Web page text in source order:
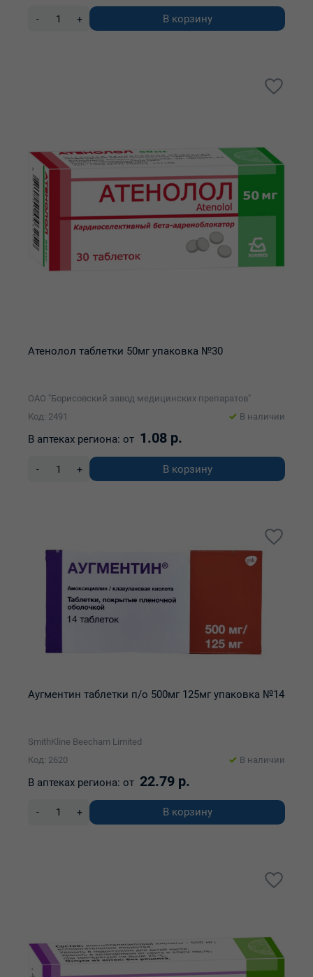
- + В корзину
Атенолол таблетки 50мг упаковка №30
ОАО "Борисовский завод медицинских препаратов"
Код: 2491
В наличии
В аптеках региона: от 1.08 р.
- + В корзину
Аугментин таблетки п/о 500мг 125мг упаковка №14
SmithKline Beecham Limited
Код: 2620
В наличии
В аптеках региона: от 22.79 р.
- + В корзину